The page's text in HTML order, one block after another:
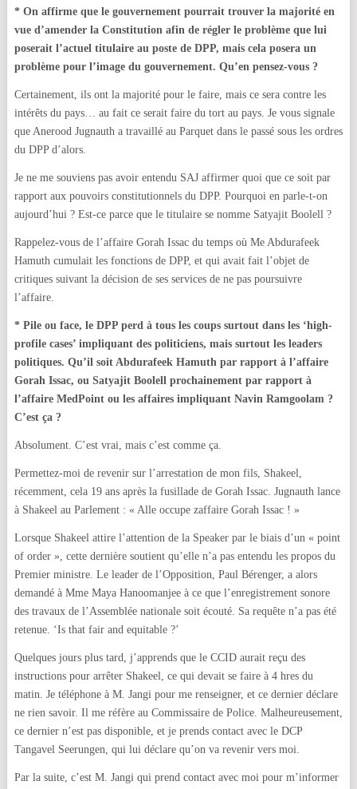
* On affirme que le gouvernement pourrait trouver la majorité en
vue d’amender la Constitution afin de régler le problème que lui
poserait l’actuel titulaire au poste de DPP, mais cela posera un
problème pour l’image du gouvernement. Qu’en pensez-vous ?
Certainement, ils ont la majorité pour le faire, mais ce sera contre les
intérêts du pays… au fait ce serait faire du tort au pays. Je vous signale
que Anerood Jugnauth a travaillé au Parquet dans le passé sous les ordres
du DPP d’alors.
Je ne me souviens pas avoir entendu SAJ affirmer quoi que ce soit par
rapport aux pouvoirs constitutionnels du DPP. Pourquoi en parle-t-on
aujourd’hui ? Est-ce parce que le titulaire se nomme Satyajit Boolell ?
Rappelez-vous de l’affaire Gorah Issac du temps où Me Abdurafeek
Hamuth cumulait les fonctions de DPP, et qui avait fait l’objet de
critiques suivant la décision de ses services de ne pas poursuivre
l’affaire.
* Pile ou face, le DPP perd à tous les coups surtout dans les ‘high-
profile cases’ impliquant des politiciens, mais surtout les leaders
politiques. Qu’il soit Abdurafeek Hamuth par rapport à l’affaire
Gorah Issac, ou Satyajit Boolell prochainement par rapport à
l’affaire MedPoint ou les affaires impliquant Navin Ramgoolam ?
C’est ça ?
Absolument. C’est vrai, mais c’est comme ça.
Permettez-moi de revenir sur l’arrestation de mon fils, Shakeel,
récemment, cela 19 ans après la fusillade de Gorah Issac. Jugnauth lance
à Shakeel au Parlement : « Alle occupe zaffaire Gorah Issac ! »
Lorsque Shakeel attire l’attention de la Speaker par le biais d’un « point
of order », cette dernière soutient qu’elle n’a pas entendu les propos du
Premier ministre. Le leader de l’Opposition, Paul Bérenger, a alors
demandé à Mme Maya Hanoomanjee à ce que l’enregistrement sonore
des travaux de l’Assemblée nationale soit écouté. Sa requête n’a pas été
retenue. ‘Is that fair and equitable ?’
Quelques jours plus tard, j’apprends que le CCID aurait reçu des
instructions pour arrêter Shakeel, ce qui devait se faire à 4 hres du
matin. Je téléphone à M. Jangi pour me renseigner, et ce dernier déclare
ne rien savoir. Il me réfère au Commissaire de Police. Malheureusement,
ce dernier n’est pas disponible, et je prends contact avec le DCP
Tangavel Seerungen, qui lui déclare qu’on va revenir vers moi.
Par la suite, c’est M. Jangi qui prend contact avec moi pour m’informer